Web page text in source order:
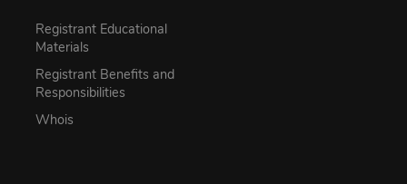
Registrant Educational
Materials
Registrant Benefits and
Responsibilities
Whois